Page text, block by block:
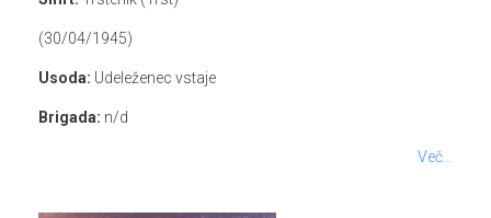
(30/04/1945)
Usoda: Udeleženec vstaje
Brigada: n/d
Več...